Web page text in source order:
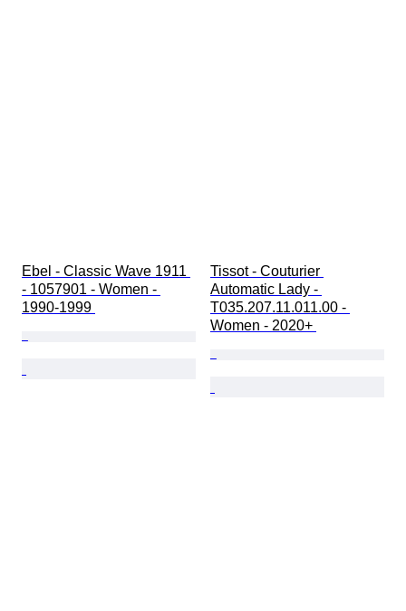
Ebel - Classic Wave 1911
- 1057901 - Women -
1990-1999
Tissot - Couturier
Automatic Lady -
T035.207.11.011.00 -
Women - 2020+